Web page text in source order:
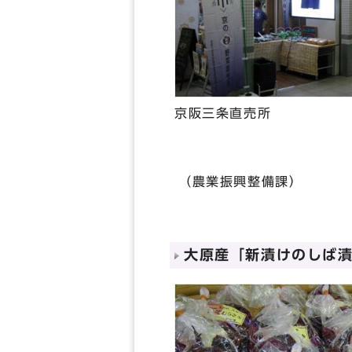
京阪三条直売所
（農業振興整備課）
大原産「新漬けのしば